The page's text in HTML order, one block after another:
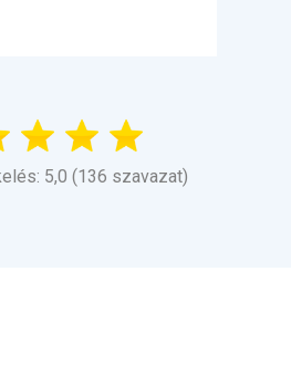
5,0 (136 szavazat)